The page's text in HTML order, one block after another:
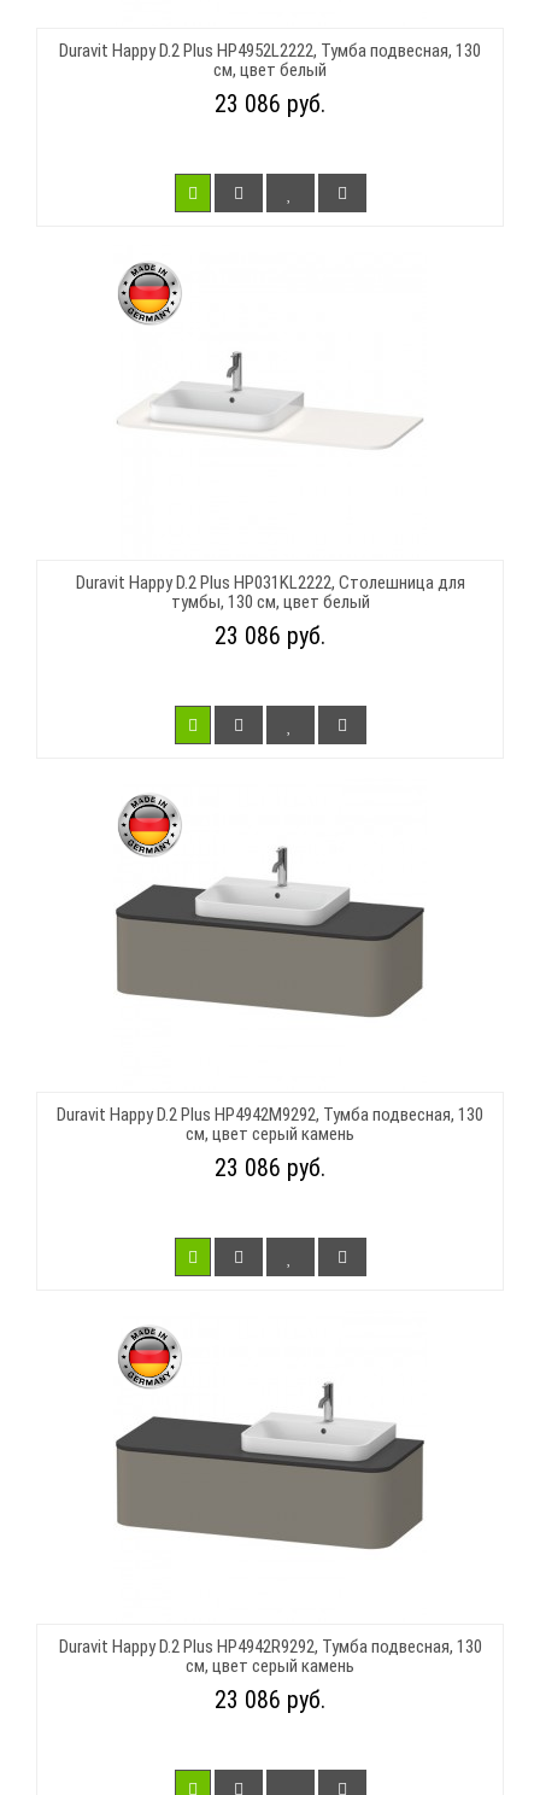
Duravit Happy D.2 Plus HP4952L2222, Тумба подвесная, 130
см, цвет белый
23 086 руб.
Duravit Happy D.2 Plus HP031KL2222, Столешница для
тумбы, 130 см, цвет белый
23 086 руб.
Duravit Happy D.2 Plus HP4942M9292, Тумба подвесная, 130
см, цвет серый камень
23 086 руб.
Duravit Happy D.2 Plus HP4942R9292, Тумба подвесная, 130
см, цвет серый камень
23 086 руб.